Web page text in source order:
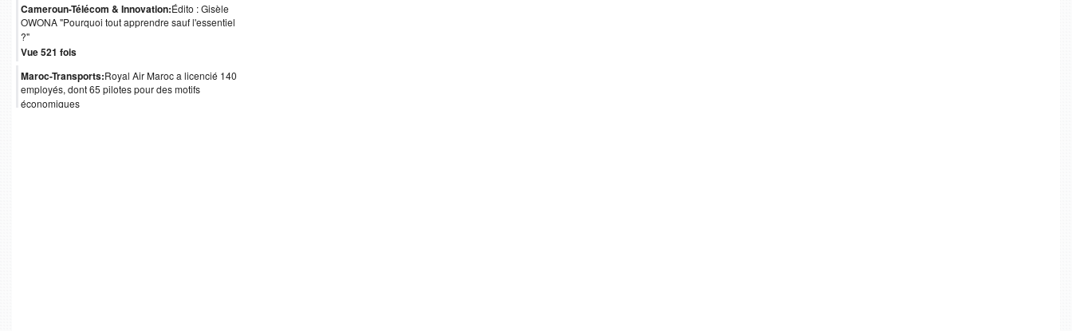
Cameroun-Télécom & Innovation:Édito : Gisèle
OWONA "Pourquoi tout apprendre sauf l'essentiel
?"
Vue 521 fois
Maroc-Transports:Royal Air Maroc a licencié 140
employés, dont 65 pilotes pour des motifs
économiques